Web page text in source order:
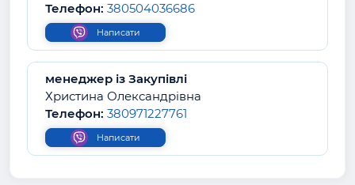
Телефон: 380504036686
Написати
менеджер із Закупівлі
Христина Олександрівна
Телефон: 380971227761
Написати